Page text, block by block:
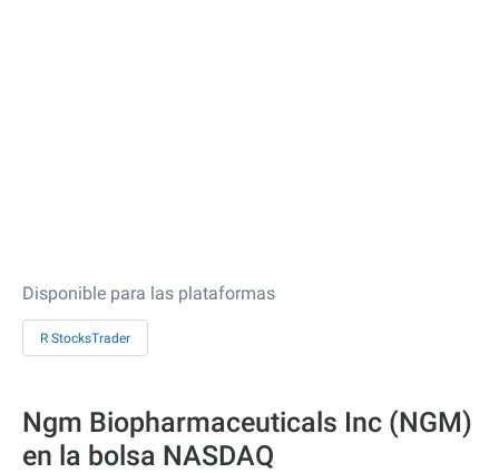
Disponible para las plataformas
R StocksTrader
Ngm Biopharmaceuticals Inc (NGM)
en la bolsa NASDAQ